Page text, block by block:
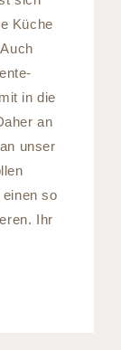
Küche
in die
an
unser
so
Ihr